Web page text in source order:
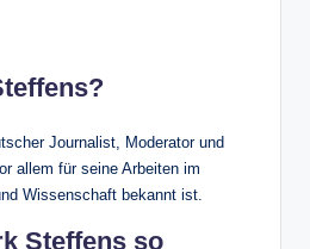
Journalist, Moderator und
allem für seine Arbeiten im
Wissenschaft bekannt ist.
Steffens so